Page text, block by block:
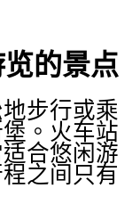
的景点
步行或乘
。火车站
合悠闲游
之间只有